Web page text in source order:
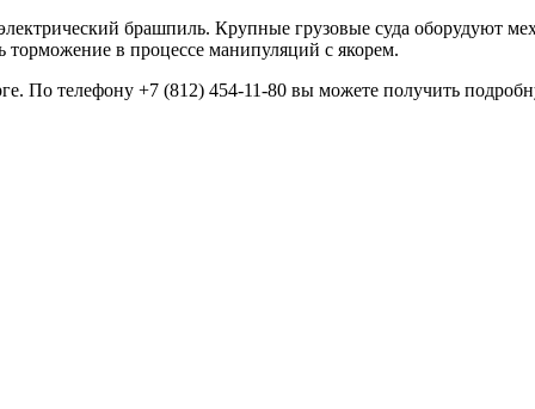
брашпиль. Крупные грузовые суда оборудуют
торможение в процессе манипуляций с якорем.
По телефону +7 (812) 454-11-80 вы можете получить